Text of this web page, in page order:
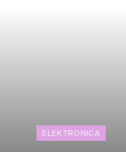
ELEKTRONICA